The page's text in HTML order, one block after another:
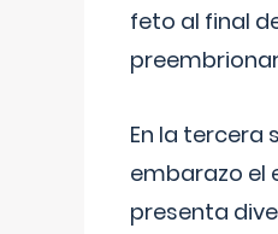
feto al final
En la tercera
embarazo el
presenta